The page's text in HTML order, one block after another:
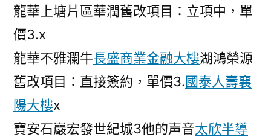
龍華上塘片區華潤舊改項目：立項中，單
價3.x
龍華不雅瀾牛長盛商業金融大樓湖鴻榮源
舊改項目：直接簽約，單價3.國泰人壽襄
陽大樓x
寶安石巖宏發世紀城3他的声音太欣半導